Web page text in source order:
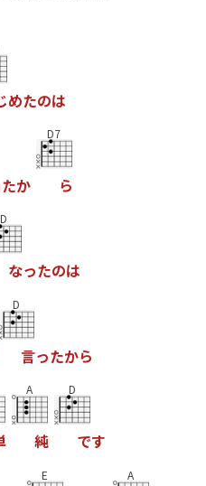
めたのは
たか
D7
ら
D
なったのは
D
言ったから
A
純
D
です
E A